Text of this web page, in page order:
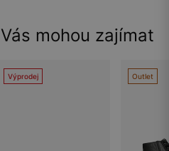
mohou zajímat
Výprodej Outlet